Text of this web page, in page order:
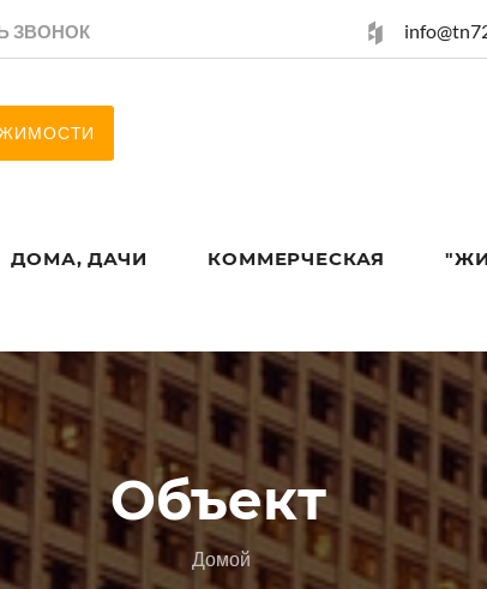
ЗВОНОК
ДОМА, ДАЧИ КОММЕРЧЕСКАЯ
Объект
Домой